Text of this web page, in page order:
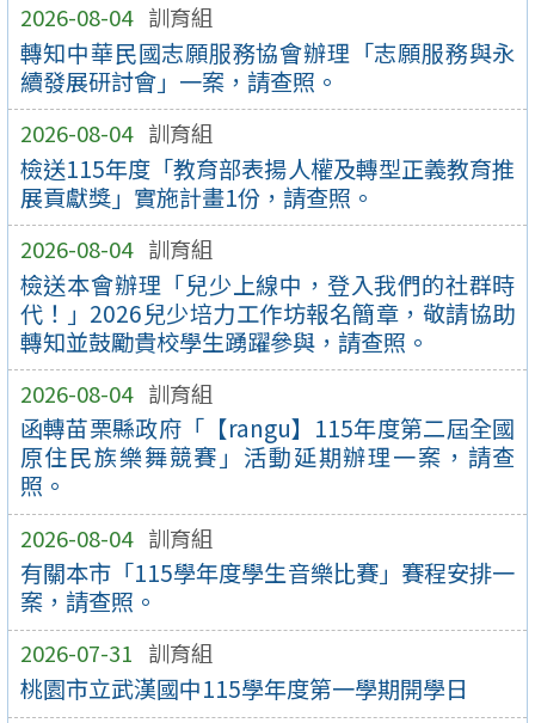
2026-08-04 訓育組
轉知中華民國志願服務協會辦理「志願服務與永
續發展研討會」一案，請查照。
2026-08-04 訓育組
檢送115年度「教育部表揚人權及轉型正義教育推
展貢獻獎」實施計畫1份，請查照。
2026-08-04 訓育組
檢送本會辦理「兒少上線中，登入我們的社群時
代！」2026兒少培力工作坊報名簡章，敬請協助
轉知並鼓勵貴校學生踴躍參與，請查照。
2026-08-04 訓育組
函轉苗栗縣政府「【rangu】115年度第二屆全國
原住民族樂舞競賽」活動延期辦理一案，請查
照。
2026-08-04 訓育組
有關本市「115學年度學生音樂比賽」賽程安排一
案，請查照。
2026-07-31 訓育組
桃園市立武漢國中115學年度第一學期開學日